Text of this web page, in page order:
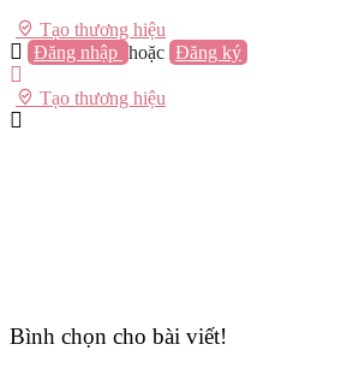
Tạo thương hiệu
Đăng nhập hoặc Đăng ký
Tạo thương hiệu
Bình chọn cho bài viết!